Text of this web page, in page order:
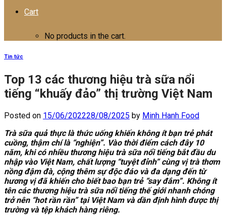
Cart
No products in the cart.
Tin tức
Top 13 các thương hiệu trà sữa nổi
tiếng “khuấy đảo” thị trường Việt Nam
Posted on 15/06/202228/08/2025 by Minh Hanh Food
Trà sữa quả thực là thức uống khiến không ít bạn trẻ phát
cuồng, thậm chí là “nghiện”. Vào thời điểm cách đây 10
năm, khi có nhiều thương hiệu trà sữa nổi tiếng bắt đầu du
nhập vào Việt Nam, chất lượng “tuyệt đỉnh” cùng vị trà thơm
nồng đậm đà, cộng thêm sự độc đáo và đa dạng đến từ
hương vị đã khiến cho biết bao bạn trẻ “say đắm”. Không ít
tên các thương hiệu trà sữa nổi tiếng thế giới nhanh chóng
trở nên “hot rần rần” tại Việt Nam và dần định hình được thị
trường và tệp khách hàng riêng.